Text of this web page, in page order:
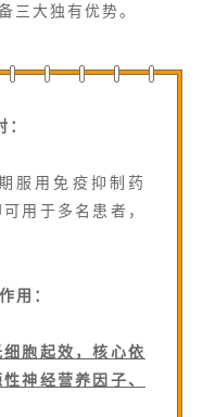
三大独有优势。
服用免疫抑制药
用于多名患者，
用：
胞起效，核心依
神经营养因子、